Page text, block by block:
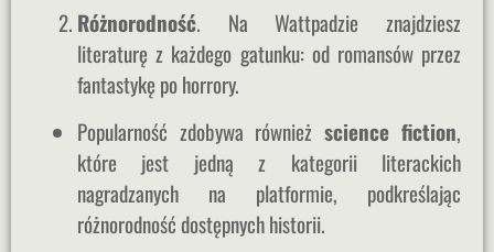
Różnorodność. Na Wattpadzie znajdziesz
literaturę z każdego gatunku: od romansów przez
fantastykę po horrory.
Popularność zdobywa również science fiction,
które jest jedną z kategorii literackich
nagradzanych na platformie, podkreślając
różnorodność dostępnych historii.